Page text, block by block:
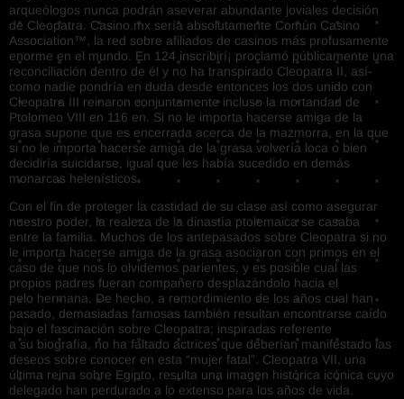
arqueólogos nunca podrán aseverar abundante joviales decisión
de Cleopatra. Casino.mx serí­a absolutamente Común Casino
Association™, la red sobre afiliados de casinos más profusamente
enorme en el mundo. En 124 inscribirí¡ proclamó públicamente una
reconciliación dentro de él y no ha transpirado Cleopatra II, así­
como nadie pondrí­a en duda desde entonces los dos unido con
Cleopatra III reinaron conjuntamente incluso la mortandad de
Ptolomeo VIII en 116 en. Si no le importa hacerse amiga de la
grasa supone que es encerrada acerca de la mazmorra, en la que
si no le importa hacerse amiga de la grasa volvería loca o bien
decidiría suicidarse, igual que les había sucedido en demás
monarcas helenísticos.
Con el fin de proteger la castidad de su clase así­ como asegurar
nuestro poder, la realeza de la dinastía ptolemaica se casaba
entre la familia. Muchos de los antepasados ​​sobre Cleopatra si no
le importa hacerse amiga de la grasa asociaron con primos en el
caso de que nos lo olvidemos parientes, y es posible cual las
propios padres fueran compañero desplazándolo hacia el
pelo hermana. De hecho, a remordimiento de los años cual han
pasado, demasiadas famosas también resultan encontrarse caído
bajo el fascinación sobre Cleopatra; inspiradas referente
a su biografía, no ha faltado actrices que deberían manifestado las
deseos sobre conocer en esta “mujer fatal”. Cleopatra VII, una
última reina sobre Egipto, resulta una imagen histórica icónica cuyo
delegado han perdurado a lo extenso para los años de vida.